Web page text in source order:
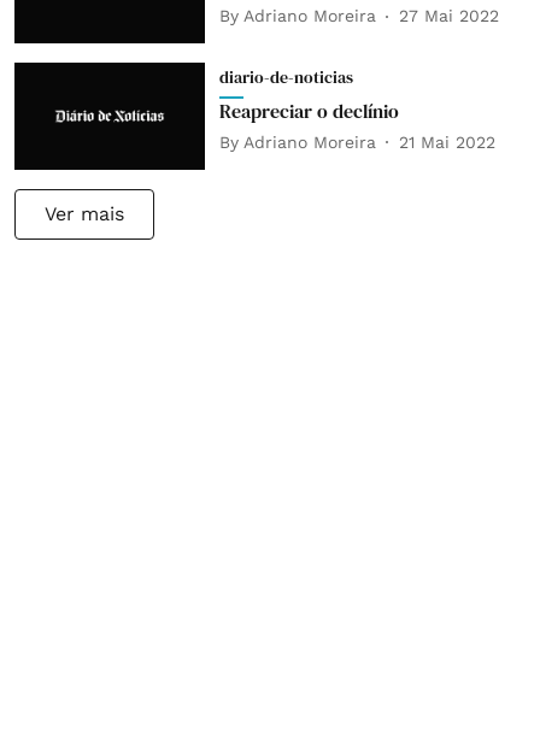
By Adriano Moreira 27 Mai 2022
diario-de-noticias
Reapreciar o declínio
By Adriano Moreira 21 Mai 2022
Ver mais